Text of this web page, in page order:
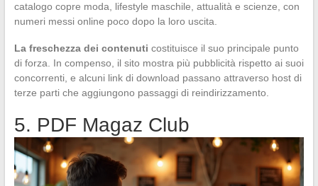
catalogo copre moda, lifestyle maschile, attualità e scienze, con
numeri messi online poco dopo la loro uscita.
La freschezza dei contenuti costituisce il suo principale punto
di forza. In compenso, il sito mostra più pubblicità rispetto ai suoi
concorrenti, e alcuni link di download passano attraverso host di
terze parti che aggiungono passaggi di reindirizzamento.
5. PDF Magaz Club